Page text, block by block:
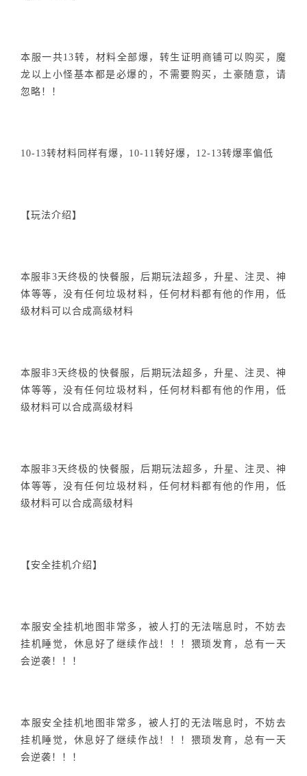
本服一共13转，材料全部爆，转生证明商铺可以购买，魔
龙以上小怪基本都是必爆的，不需要购买，土豪随意，请
忽略！！
10-13转材料同样有爆，10-11转好爆，12-13转爆率偏低
【玩法介绍】
本服非3天终极的快餐服，后期玩法超多，升星、注灵、神
体等等，没有任何垃圾材料，任何材料都有他的作用，低
级材料可以合成高级材料
本服非3天终极的快餐服，后期玩法超多，升星、注灵、神
体等等，没有任何垃圾材料，任何材料都有他的作用，低
级材料可以合成高级材料
本服非3天终极的快餐服，后期玩法超多，升星、注灵、神
体等等，没有任何垃圾材料，任何材料都有他的作用，低
级材料可以合成高级材料
【安全挂机介绍】
本服安全挂机地图非常多，被人打的无法喘息时，不妨去
挂机睡觉，休息好了继续作战！！！猥琐发育，总有一天
会逆袭！！！
本服安全挂机地图非常多，被人打的无法喘息时，不妨去
挂机睡觉，休息好了继续作战！！！猥琐发育，总有一天
会逆袭！！！